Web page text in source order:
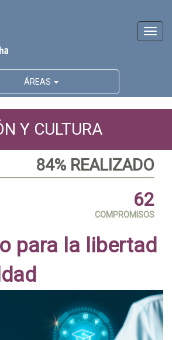
ÁREAS
Y CULTURA
84% REALIZADO
62
COMPROMISOS
para la libertad